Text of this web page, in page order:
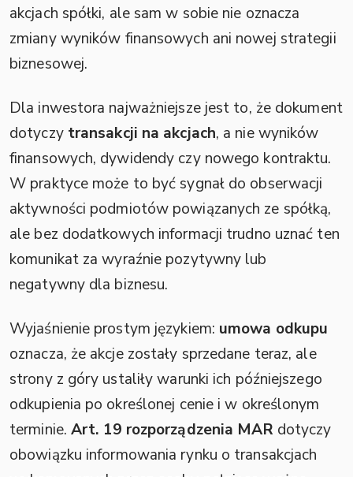
akcjach spółki, ale sam w sobie nie oznacza
zmiany wyników finansowych ani nowej strategii
biznesowej.
Dla inwestora najważniejsze jest to, że dokument
dotyczy transakcji na akcjach, a nie wyników
finansowych, dywidendy czy nowego kontraktu.
W praktyce może to być sygnał do obserwacji
aktywności podmiotów powiązanych ze spółką,
ale bez dodatkowych informacji trudno uznać ten
komunikat za wyraźnie pozytywny lub
negatywny dla biznesu.
Wyjaśnienie prostym językiem: umowa odkupu
oznacza, że akcje zostały sprzedane teraz, ale
strony z góry ustaliły warunki ich późniejszego
odkupienia po określonej cenie i w określonym
terminie. Art. 19 rozporządzenia MAR dotyczy
obowiązku informowania rynku o transakcjach